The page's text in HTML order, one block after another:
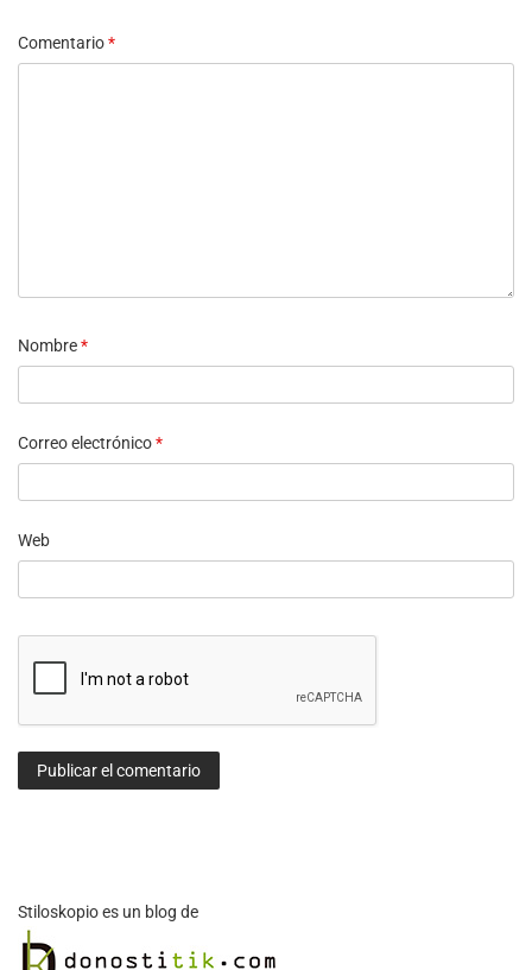
Comentario*
Nombre*
Correo electrónico*
Web
Stiloskopio es un blog de